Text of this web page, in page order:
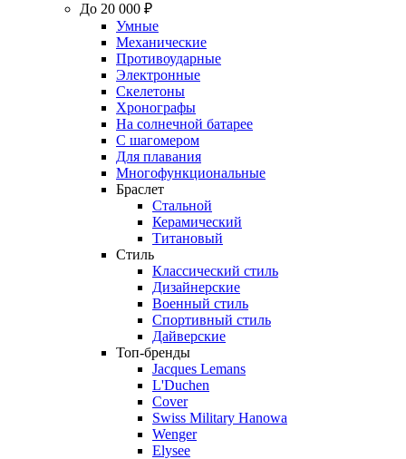
До 20 000 ₽
Умные
Механические
Противоударные
Электронные
Скелетоны
Хронографы
На солнечной батарее
С шагомером
Для плавания
Многофункциональные
Браслет
Стальной
Керамический
Титановый
Стиль
Классический стиль
Дизайнерские
Военный стиль
Спортивный стиль
Дайверские
Топ-бренды
Jacques Lemans
L'Duchen
Cover
Swiss Military Hanowa
Wenger
Elysee